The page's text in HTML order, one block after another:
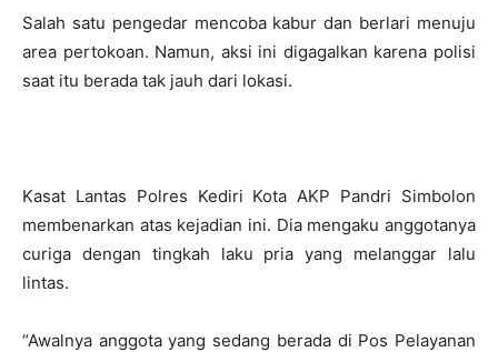
Salah satu pengedar mencoba kabur dan berlari menuju
area pertokoan. Namun, aksi ini digagalkan karena polisi
saat itu berada tak jauh dari lokasi.
Kasat Lantas Polres Kediri Kota AKP Pandri Simbolon
membenarkan atas kejadian ini. Dia mengaku anggotanya
curiga dengan tingkah laku pria yang melanggar lalu
lintas.
“Awalnya anggota yang sedang berada di Pos Pelayanan